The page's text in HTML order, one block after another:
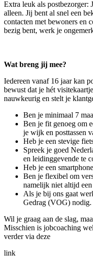
Extra leuk als postbezorger:
alleen. Jij bent al snel een
contacten met bewoners en
bezig bent, werk je
Wat breng jij mee?
Iedereen vanaf 16 jaar kan
bewust dat je hét
nauwkeurig en stelt je
Ben je minimaal 7
Ben je fit genoeg om
je wijk en posttassen
Heb je een stevige
Spreek je goed
en leidinggevende te
Heb je een
Ben je flexibel om
namelijk niet altijd een
Als je bij ons gaat
Gedrag (VOG) nodig.
Wil je graag aan de slag,
Misschien is jobcoaching
verder via deze
link